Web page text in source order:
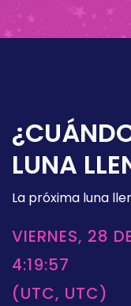
LUNA
La próxima luna
VIERNES, 28
4:19:57
(UTC, UTC)